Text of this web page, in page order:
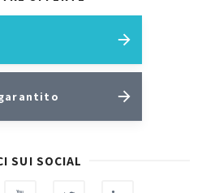
SUI SOCIAL